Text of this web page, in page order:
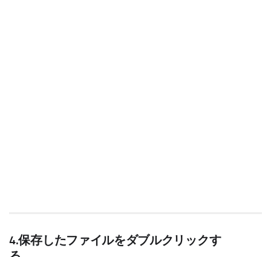
4.保存したファイルをダブルクリックす